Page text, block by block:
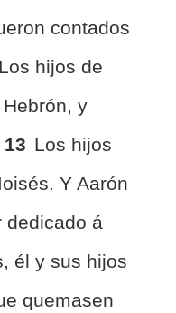
contados
Los hijos de
y
13 Los hijos
Y Aarón
dedicado á
él y sus hijos
quemasen